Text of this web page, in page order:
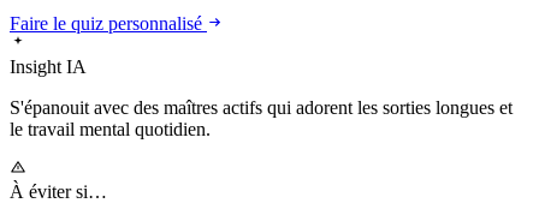
Faire le quiz personnalisé
Insight IA
S'épanouitavec des maîtres actifs qui adorent les sorties longues et
le travail mental quotidien.
À éviter si…